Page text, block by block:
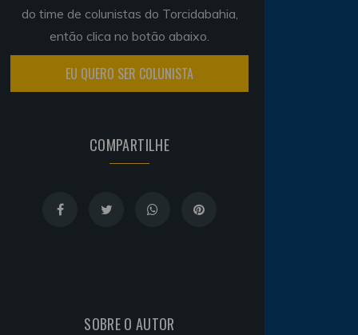
do time de colunistas do Torcidabahia,
então clica no botão abaixo.
EU QUERO SER COLUNISTA
COMPARTILHE
SOBRE O AUTOR